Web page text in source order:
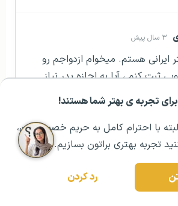
تجربه ی بهتر شما هستند!
با احترام کامل به حریم خصوصیتون،
تجربه بهتری براتون بسازیم.
رد کردن
۰۲۱ ۴۳۰۰۰ ۰۲۱ رزرو مشاوره تخصصی
۳ سال پیش
ایرانی هستم. میخوام ازدواجم رو
ثبت کنم ، آیا به اجازه پدر نیاز
ممنونم از همراهی شما با